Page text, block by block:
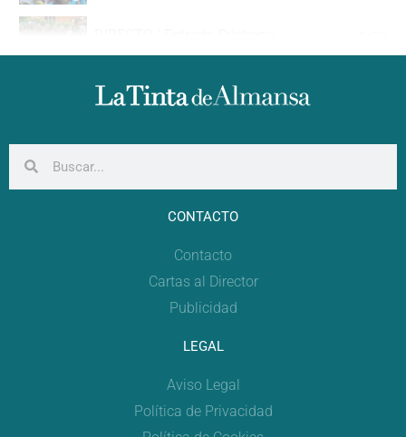
DIRECTO | Gran Desfile Festero
CONTACTO
Contacto
Cartas al Director
Publicidad
LEGAL
Aviso Legal
Política de Privacidad